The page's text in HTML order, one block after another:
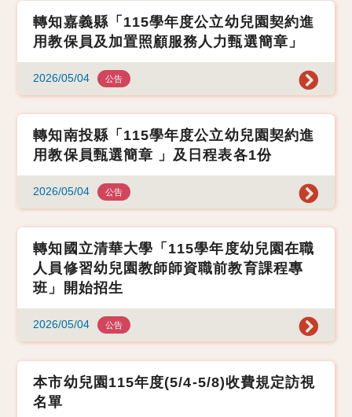
轉知嘉義縣「115學年度公立幼兒園契約進
用教保員及加置照顧服務人力甄選簡章」
2026/05/04 公告
轉知南投縣「115學年度公立幼兒園契約進
用教保員甄選簡章 」及日程表各1份
2026/05/04 公告
轉知國立清華大學「115學年度幼兒園在職
人員修習幼兒園教師師資職前教育課程專
班」開始招生
2026/05/04 公告
本市幼兒園115年度(5/4-5/8)收費規定訪視
名單